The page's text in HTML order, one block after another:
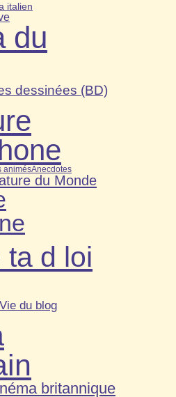
italien
du
dessinées (BD)
animésAnecdotes
du Monde
ta d loi
Vie du blog
britannique